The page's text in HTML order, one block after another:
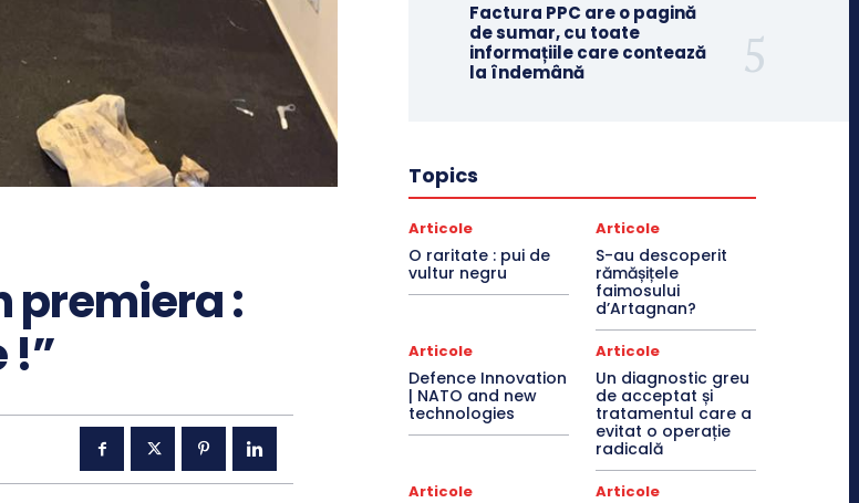
premiera :
!”
Factura PPC are o pagină
de sumar, cu toate
informațiile care contează
la îndemână
Topics
Articole
O raritate : pui de
vultur negru
Articole
S-au descoperit
rămășițele
faimosului
d’Artagnan?
Articole
Defence Innovation
| NATO and new
technologies
Articole
Un diagnostic greu
de acceptat și
tratamentul care a
evitat o operație
radicală
Articole Articole